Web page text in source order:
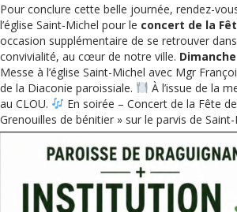
Pour conclure cette belle journée, rendez-
l’église Saint-Michel pour le concert de la
occasion supplémentaire de se retrouver
convivialité, au cœur de notre ville.
Messe à l’église Saint-Michel avec Mgr
de la Diaconie paroissiale.
À l’issue de la
au CLOU.
En soirée – Concert de la Fête
Grenouilles de bénitier » sur le parvis de Saint-